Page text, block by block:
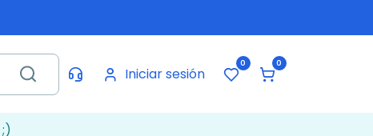
Iniciar sesión
0 0
;)